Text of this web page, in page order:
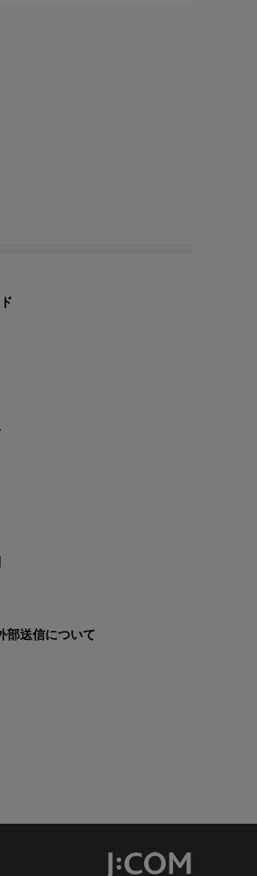
部送信について